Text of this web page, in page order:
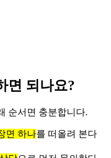
면 되나요?
순서면 충분합니다.
면 하나를 떠올려 본다